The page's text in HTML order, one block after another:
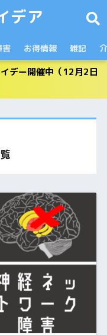
デア
害 お得情報 雑記
デー開催中（12月2日